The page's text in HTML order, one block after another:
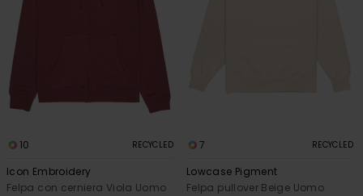
10 RECYCLED
Icon Embroidery
Felpa con cerniera Viola Uomo
7 RECYCLED
Lowcase Pigment
Felpa pullover Beige Uomo